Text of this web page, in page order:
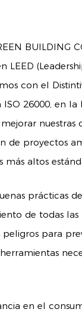
BUILDING
LEED
con el
26000, en
nuestras
de proyectos
altos
prácticas
de todas las
para
en el